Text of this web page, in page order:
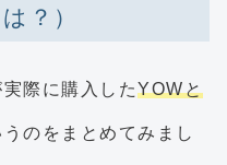
？）
際に購入したYOWと
のをまとめてみまし